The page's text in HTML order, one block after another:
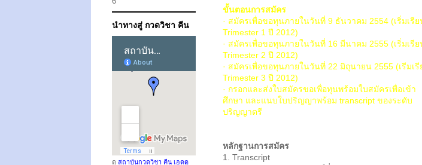
ขั้นตอนการสมัคร
· สมัครเพื่อขอทุนภายในวันที่ 9 ธันวาคม 2554 (เริ่มเรี
Trimester 1 ปี 2012)
· สมัครเพื่อขอทุนภายในวันที่ 16 มีนาคม 2555 (เริ่มเรี
Trimester 2 ปี 2012)
· สมัครเพื่อขอทุนภายในวันที่ 22 มิถุนายน 2555 (เรีมเ
Trimester 3 ปี 2012)
· กรอกและส่งใบสมัครขอเพื่อทุนพร้อมใบสมัครเพื่อเข้า
ศึกษา และแนบใบปริญญาพร้อม transcript ของระดับ
ปริญญาตรี
หลักฐานการสมัคร
1. Transcript
นำทางสู่ กวดวิชา คีน
ดู สถาบันกวดวิชา คีน เอดดู